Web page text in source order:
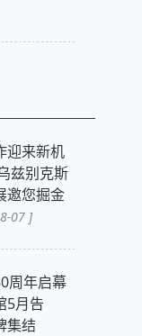
迎来新机
兹别克斯
邀您掘金
07 ]
周年启幕
5月告
集结